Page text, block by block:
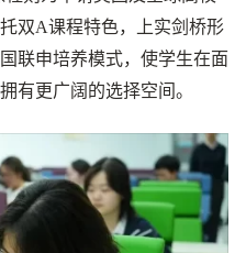
双A课程特色，上实剑桥形
联申培养模式，使学生在面
有更广阔的选择空间。